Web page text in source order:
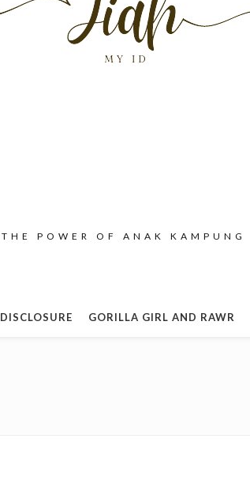
THE POWER OF ANAK KAMPUNG
DISCLOSURE GORILLA GIRL AND RAWR